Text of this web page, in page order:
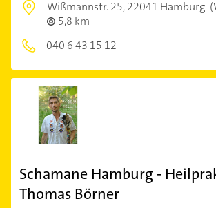
Wißmannstr. 25,22041 Hamburg
5,8 km
040 6 43 15 12
Schamane Hamburg -
Thomas Börner